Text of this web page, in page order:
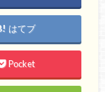
はてブ
Pocket